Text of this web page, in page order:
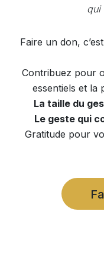
qui
Faire un don,
Contribuez pour
essentiels et la
La taille du
Le geste qui
Gratitude pour